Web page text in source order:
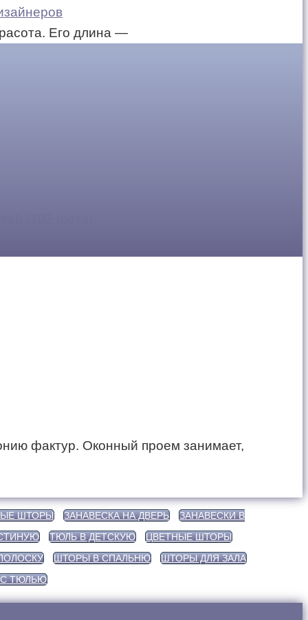
Его длина —
фактур. Оконный проем занимает,
ШТОРЫ ЗАНАВЕСКА НА ДВЕРЬ
ЗАНАВЕСКИ В
ТЮЛЬ В ДЕТСКУЮ
ЦВЕТНЫЕ ШТОРЫ
ШТОРЫ В СПАЛЬНЮ
ШТОРЫ ДЛЯ ЗАЛА
ТЮЛЬЮ